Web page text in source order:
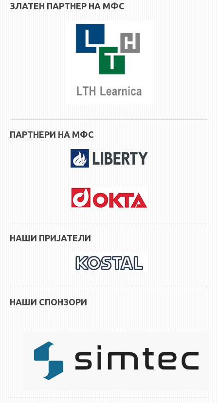
ЗЛАТЕН ПАРТНЕР НА МФС
ПАРТНЕРИ НА МФС
НАШИ ПРИЈАТЕЛИ
НАШИ СПОНЗОРИ